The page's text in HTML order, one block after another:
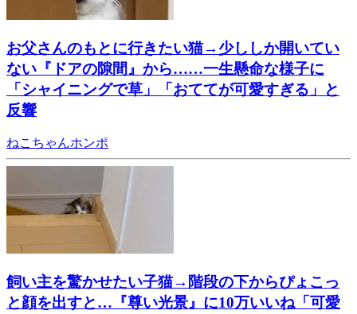
お父さんのもとに行きたい猫→少ししか開いてい
ない『ドアの隙間』から……一生懸命な様子に
「シャイニングで草」「おててが可愛すぎる」と
反響
ねこちゃんホンポ
飼い主を驚かせたい子猫→階段の下からぴょこっ
と顔を出すと…『尊い光景』に10万いいね「可愛